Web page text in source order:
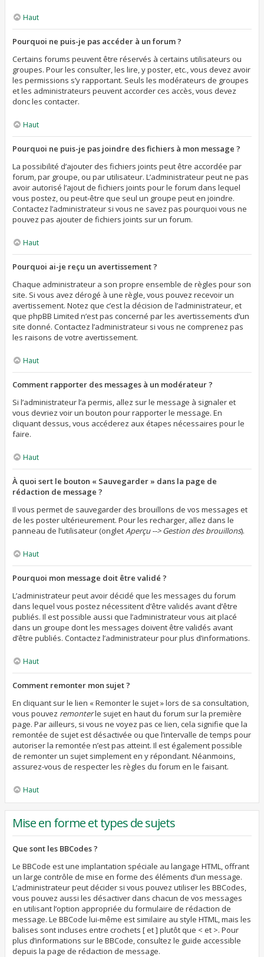
Haut
Pourquoi ne puis-je pas accéder à un forum ?
Certains forums peuvent être réservés à certains utilisateurs ou
groupes. Pour les consulter, les lire, y poster, etc., vous devez avoir
les permissions s’y rapportant. Seuls les modérateurs de groupes
et les administrateurs peuvent accorder ces accès, vous devez
donc les contacter.
Haut
Pourquoi ne puis-je pas joindre des fichiers à mon message ?
La possibilité d’ajouter des fichiers joints peut être accordée par
forum, par groupe, ou par utilisateur. L’administrateur peut ne pas
avoir autorisé l’ajout de fichiers joints pour le forum dans lequel
vous postez, ou peut-être que seul un groupe peut en joindre.
Contactez l’administrateur si vous ne savez pas pourquoi vous ne
pouvez pas ajouter de fichiers joints sur un forum.
Haut
Pourquoi ai-je reçu un avertissement ?
Chaque administrateur a son propre ensemble de règles pour son
site. Si vous avez dérogé à une règle, vous pouvez recevoir un
avertissement. Notez que c’est la décision de l’administrateur, et
que phpBB Limited n’est pas concerné par les avertissements d’un
site donné. Contactez l’administrateur si vous ne comprenez pas
les raisons de votre avertissement.
Haut
Comment rapporter des messages à un modérateur ?
Si l’administrateur l’a permis, allez sur le message à signaler et
vous devriez voir un bouton pour rapporter le message. En
cliquant dessus, vous accéderez aux étapes nécessaires pour le
faire.
Haut
À quoi sert le bouton « Sauvegarder » dans la page de
rédaction de message ?
Il vous permet de sauvegarder des brouillons de vos messages et
de les poster ultérieurement. Pour les recharger, allez dans le
panneau de l’utilisateur (ongletAperçu --> Gestion des brouillons).
Haut
Pourquoi mon message doit être validé ?
L’administrateur peut avoir décidé que les messages du forum
dans lequel vous postez nécessitent d’être validés avant d’être
publiés. Il est possible aussi que l’administrateur vous ait placé
dans un groupe dont les messages doivent être validés avant
d’être publiés. Contactez l’administrateur pour plus d’informations.
Haut
Comment remonter mon sujet ?
En cliquant sur le lien « Remonter le sujet » lors de sa consultation,
vous pouvez remonterle sujet en haut du forum sur la première
page. Par ailleurs, si vous ne voyez pas ce lien, cela signifie que la
remontée de sujet est désactivée ou que l’intervalle de temps pour
autoriser la remontée n’est pas atteint. Il est également possible
de remonter un sujet simplement en y répondant. Néanmoins,
assurez-vous de respecter les règles du forum en le faisant.
Haut
Mise en forme et types de sujets
Que sont les BBCodes ?
Le BBCode est une implantation spéciale au langage HTML, offrant
un large contrôle de mise en forme des éléments d’un message.
L’administrateur peut décider si vous pouvez utiliser les BBCodes,
vous pouvez aussi les désactiver dans chacun de vos messages
en utilisant l’option appropriée du formulaire de rédaction de
message. Le BBCode lui-même est similaire au style HTML, mais les
balises sont incluses entre crochets [ et ] plutôt que < et >. Pour
plus d’informations sur le BBCode, consultez le guide accessible
depuis la page de rédaction de message.